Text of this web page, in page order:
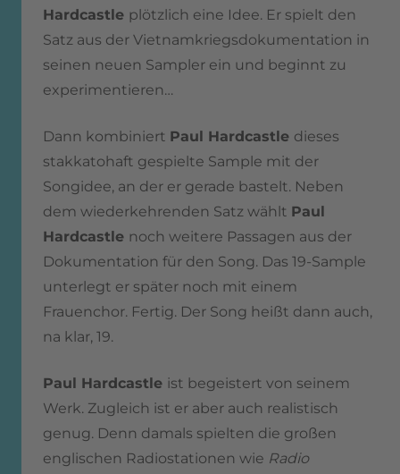
Hardcastle plötzlich eine Idee. Er spielt den
Satz aus der Vietnamkriegsdokumentation in
seinen neuen Sampler ein und beginnt zu
experimentieren…
Dann kombiniert Paul Hardcastle dieses
stakkatohaft gespielte Sample mit der
Songidee, an der er gerade bastelt. Neben
dem wiederkehrenden Satz wählt Paul
Hardcastle noch weitere Passagen aus der
Dokumentation für den Song. Das 19-Sample
unterlegt er später noch mit einem
Frauenchor. Fertig. Der Song heißt dann auch,
na klar, 19.
Paul Hardcastle ist begeistert von seinem
Werk. Zugleich ist er aber auch realistisch
genug. Denn damals spielten die großen
englischen Radiostationen wie Radio